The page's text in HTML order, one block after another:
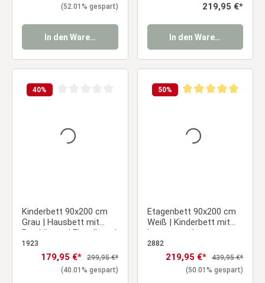
(52.01% gespart)
In den Warenkorb
Regulärer Preis:
219,95 €*
In den Warenkorb
40%
Kinderbett 90x200 cm
Grau | Hausbett mit
Bettkästen | Einzelbett |
mit Lattenrost | Holz
1923
Verkaufspreis:
179,95 €* Regulärer Preis:
299,95 €*
(40.01% gespart)
50%
Etagenbett 90x200 cm
Weiß | Kinderbett mit
Lattenrost |
Rausfallschutz |
Umbaubar | Holz massiv
2882
Verkaufspreis:
219,95 €* Regulärer Preis:
439,95 €*
(50.01% gespart)